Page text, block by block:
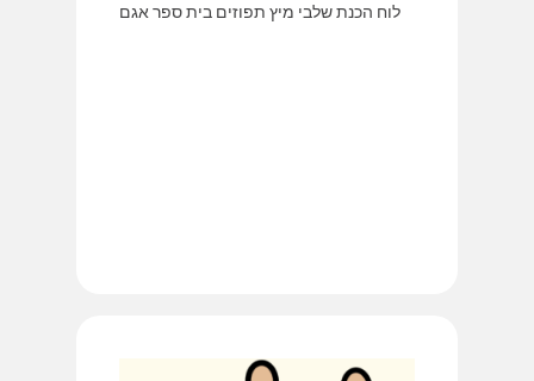
לוח הכנת שלבי מיץ תפוזים בית ספר אגם